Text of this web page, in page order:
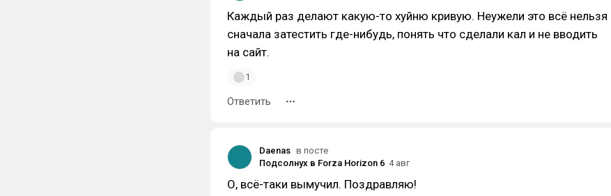
Каждый раз делают какую-то хуйню кривую. Неужели это всё нельзя
сначала затестить где-нибудь, понять что сделали кал и не вводить
на сайт.
1
Ответить
Daenas в посте
Подсолнух в Forza Horizon 6 4 авг
О, всё-таки вымучил. Поздравляю!